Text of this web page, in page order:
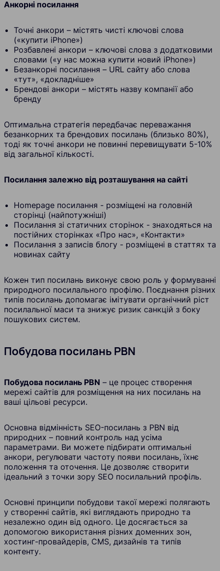
Анкорні посилання
Точні анкори – містять чисті ключові слова
(«купити iPhone»)
Розбавлені анкори – ключові слова з додатковими
словами («у нас можна купити новий iPhone»)
Безанкорні посилання – URL сайту або слова
«тут», «докладніше»
Брендові анкори – містять назву компанії або
бренду
Оптимальна стратегія передбачає переважання
безанкорних та брендових посилань (близько 80%),
тоді як точні анкори не повинні перевищувати 5-10%
від загальної кількості.
Посилання залежно від розташування на сайті
Homepage посилання - розміщені на головній
сторінці (найпотужніші)
Посилання зі статичних сторінок - знаходяться на
постійних сторінках «Про нас», «Контакти»
Посилання з записів блогу - розміщені в статтях та
новинах сайту
Кожен тип посилань виконує свою роль у формуванні
природного посилального профілю. Поєднання різних
типів посилань допомагає імітувати органічний ріст
посилальної маси та знижує ризик санкцій з боку
пошукових систем.
Побудова посилань PBN
Побудова посилань PBN – це процес створення
мережі сайтів для розміщення на них посилань на
ваші цільові ресурси.
Основна відмінність SEO-посилань з PBN від
природних – повний контроль над усіма
параметрами. Ви можете підбирати оптимальні
анкори, регулювати частоту появи посилань, їхнє
положення та оточення. Це дозволяє створити
ідеальний з точки зору SEO посилальний профіль.
Основні принципи побудови такої мережі полягають
у створенні сайтів, які виглядають природно та
незалежно один від одного. Це досягається за
допомогою використання різних доменних зон,
хостинг-провайдерів, CMS, дизайнів та типів
контенту.